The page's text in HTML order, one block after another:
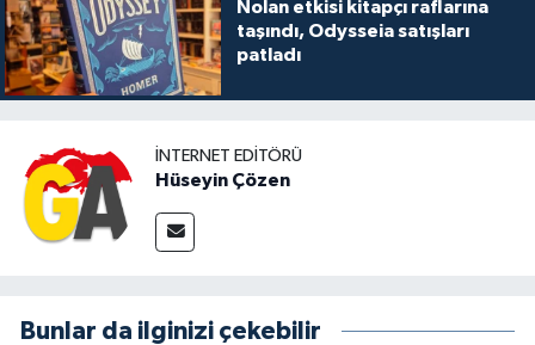
Nolan etkisi kitapçı raflarına
taşındı, Odysseia satışları
patladı
İNTERNET EDITÖRÜ
Hüseyin Çözen
Bunlar da ilginizi çekebilir